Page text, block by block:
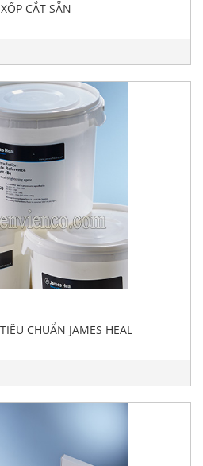
CẮT SẴN
CHUẨN JAMES HEAL